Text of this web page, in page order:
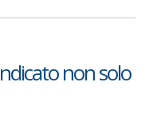
non solo